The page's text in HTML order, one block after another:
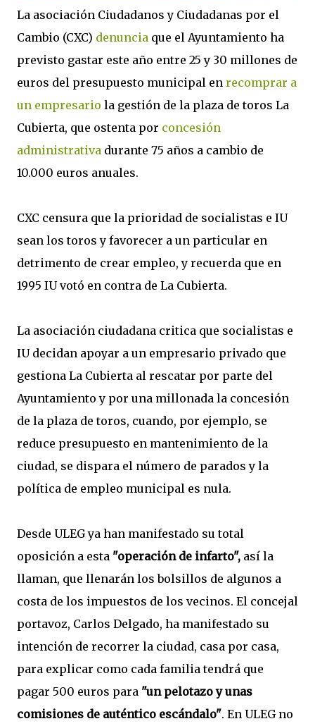
La asociación Ciudadanos y Ciudadanas por el
Cambio (CXC) denuncia que el Ayuntamiento ha
previsto gastar este año entre 25 y 30 millones de
euros del presupuesto municipal en recomprar a
un empresario la gestión de la plaza de toros La
Cubierta, que ostenta por concesión
administrativa durante 75 años a cambio de
10.000 euros anuales.
CXC censura que la prioridad de socialistas e IU
sean los toros y favorecer a un particular en
detrimento de crear empleo, y recuerda que en
1995 IU votó en contra de La Cubierta.
La asociación ciudadana critica que socialistas e
IU decidan apoyar a un empresario privado que
gestiona La Cubierta al rescatar por parte del
Ayuntamiento y por una millonada la concesión
de la plaza de toros, cuando, por ejemplo, se
reduce presupuesto en mantenimiento de la
ciudad, se dispara el número de parados y la
política de empleo municipal es nula.
Desde ULEG ya han manifestado su total
oposición a esta "operación de infarto", así la
llaman, que llenarán los bolsillos de algunos a
costa de los impuestos de los vecinos. El concejal
portavoz, Carlos Delgado, ha manifestado su
intención de recorrer la ciudad, casa por casa,
para explicar como cada familia tendrá que
pagar 500 euros para "un pelotazo y unas
comisiones de auténtico escándalo". En ULEG no